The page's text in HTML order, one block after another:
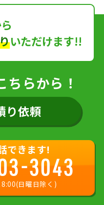
いただけます!!
ちらから！
り依頼
できます!
3043
日曜日除く)